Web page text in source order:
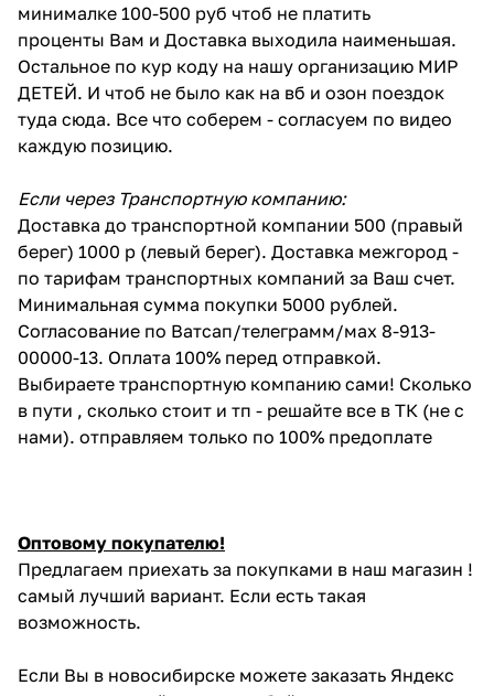
минималке 100-500 руб чтоб не платить
проценты Вам и Доставка выходила наименьшая.
Остальное по кур коду на нашу организацию МИР
ДЕТЕЙ. И чтоб не было как на вб и озон поездок
туда сюда. Все что соберем - согласуем по видео
каждую позицию.
Если через Транспортную компанию:
Доставка до транспортной компании 500 (правый
берег) 1000 р (левый берег). Доставка межгород -
по тарифам транспортных компаний за Ваш счет.
Минимальная сумма покупки 5000 рублей.
Согласование по Ватсап/телеграмм/мах 8-913-
00000-13. Оплата 100% перед отправкой.
Выбираете транспортную компанию сами! Сколько
в пути , сколько стоит и тп - решайте все в ТК (не с
нами). отправляем только по 100% предоплате
Оптовому покупателю!
Предлагаем приехать за покупками в наш магазин !
самый лучший вариант. Если есть такая
возможность.
Если Вы в новосибирске можете заказать Яндекс